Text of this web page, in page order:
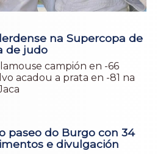
na Supercopa de
de judo
campión en -66
acadou a prata en -81 na
paseo do Burgo con 34
e divulgación